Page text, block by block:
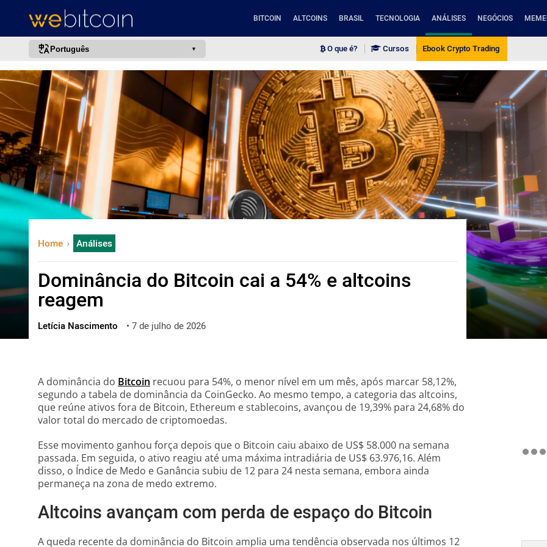
BITCOIN ALTCOINS BRASIL TECNOLOGIA ANÁLISES NEGÓCIOS
Português
português (BR)
english
español
français
italiano
deutsch
日本語
中文
한국어
العربية
ไทย
ქართული
O que é? Cursos Ebook Crypto Trading
Home Análises
Dominância do Bitcoin cai a 54% e altcoins
reagem
Letícia Nascimento • 7 de julho de 2026
A dominância do Bitcoin recuou para 54%, o menor nível em um mês, após marcar 58,12%,
segundo a tabela de dominância da CoinGecko. Ao mesmo tempo, a categoria das altcoins,
que reúne ativos fora de Bitcoin, Ethereum e stablecoins, avançou de 19,39% para 24,68% do
valor total do mercado de criptomoedas.
Esse movimento ganhou força depois que o Bitcoin caiu abaixo de US$ 58.000 na semana
passada. Em seguida, o ativo reagiu até uma máxima intradiária de US$ 63.976,16. Além
disso, o Índice de Medo e Ganância subiu de 12 para 24 nesta semana, embora ainda
permaneça na zona de medo extremo.
Altcoins avançam com perda de espaço do Bitcoin
A queda recente da dominância do Bitcoin amplia uma tendência observada nos últimos 12